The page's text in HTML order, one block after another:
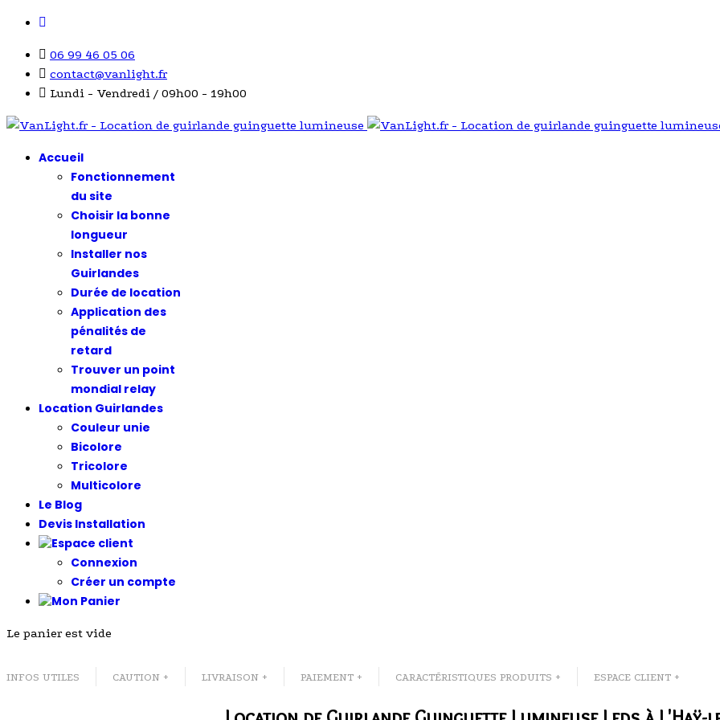
06 99 46 05 06
contact@vanlight.fr
Lundi - Vendredi / 09h00 - 19h00
Accueil
Fonctionnement
du site
Choisir la bonne
longueur
Installer nos
Guirlandes
Durée de location
Application des
pénalités de
retard
Trouver un point
mondial relay
Location Guirlandes
Couleur unie
Bicolore
Tricolore
Multicolore
Le Blog
Devis Installation
Connexion
Créer un compte
Le panier est vide
INFOS UTILES CAUTION + LIVRAISON + PAIEMENT + CARACTÉRISTIQUES PRODUITS + ESPACE CLIENT +